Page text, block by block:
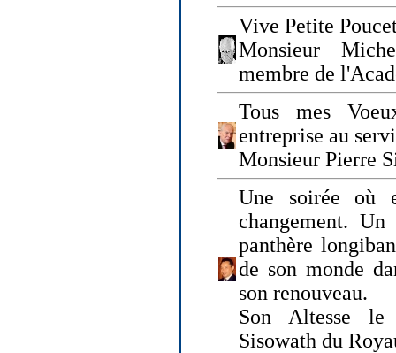
Vive Petite
Monsieur
membre de
Tous mes
entreprise au
Monsieur Pierre
Une soirée où
changement.
panthère
de son monde
son renouveau.
Son Altesse le
Sisowath du